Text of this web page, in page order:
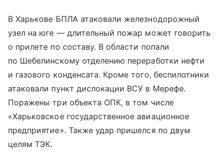
В Харькове БПЛА атаковали железнодорожный
узел на юге — длительный пожар может говорить
о прилете по составу. В области попали
по Шебелинскому отделению переработки нефти
и газового конденсата. Кроме того, беспилотники
атаковали пункт дислокации ВСУ в Мерефе.
Поражены три объекта ОПК, в том числе
«Харьковское государственное авиационное
предприятие». Также удар пришелся по двум
целям ТЭК.